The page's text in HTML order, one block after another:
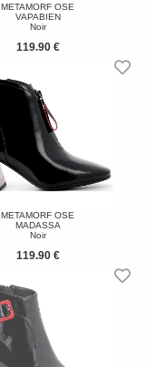
METAMORF OSE
VAPABIEN
Noir
119.90 €
METAMORF OSE
MADASSA
Noir
119.90 €